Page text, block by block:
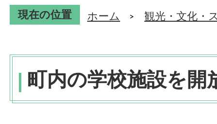
現在の位置 ホーム 観光・文化・
町内の学校施設を開